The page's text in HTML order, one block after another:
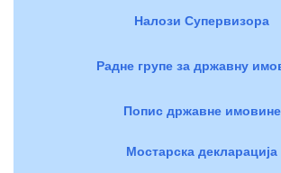
Налози Супервизора
Радне групе за државну
Попис државне имовине
Мостарска декларација